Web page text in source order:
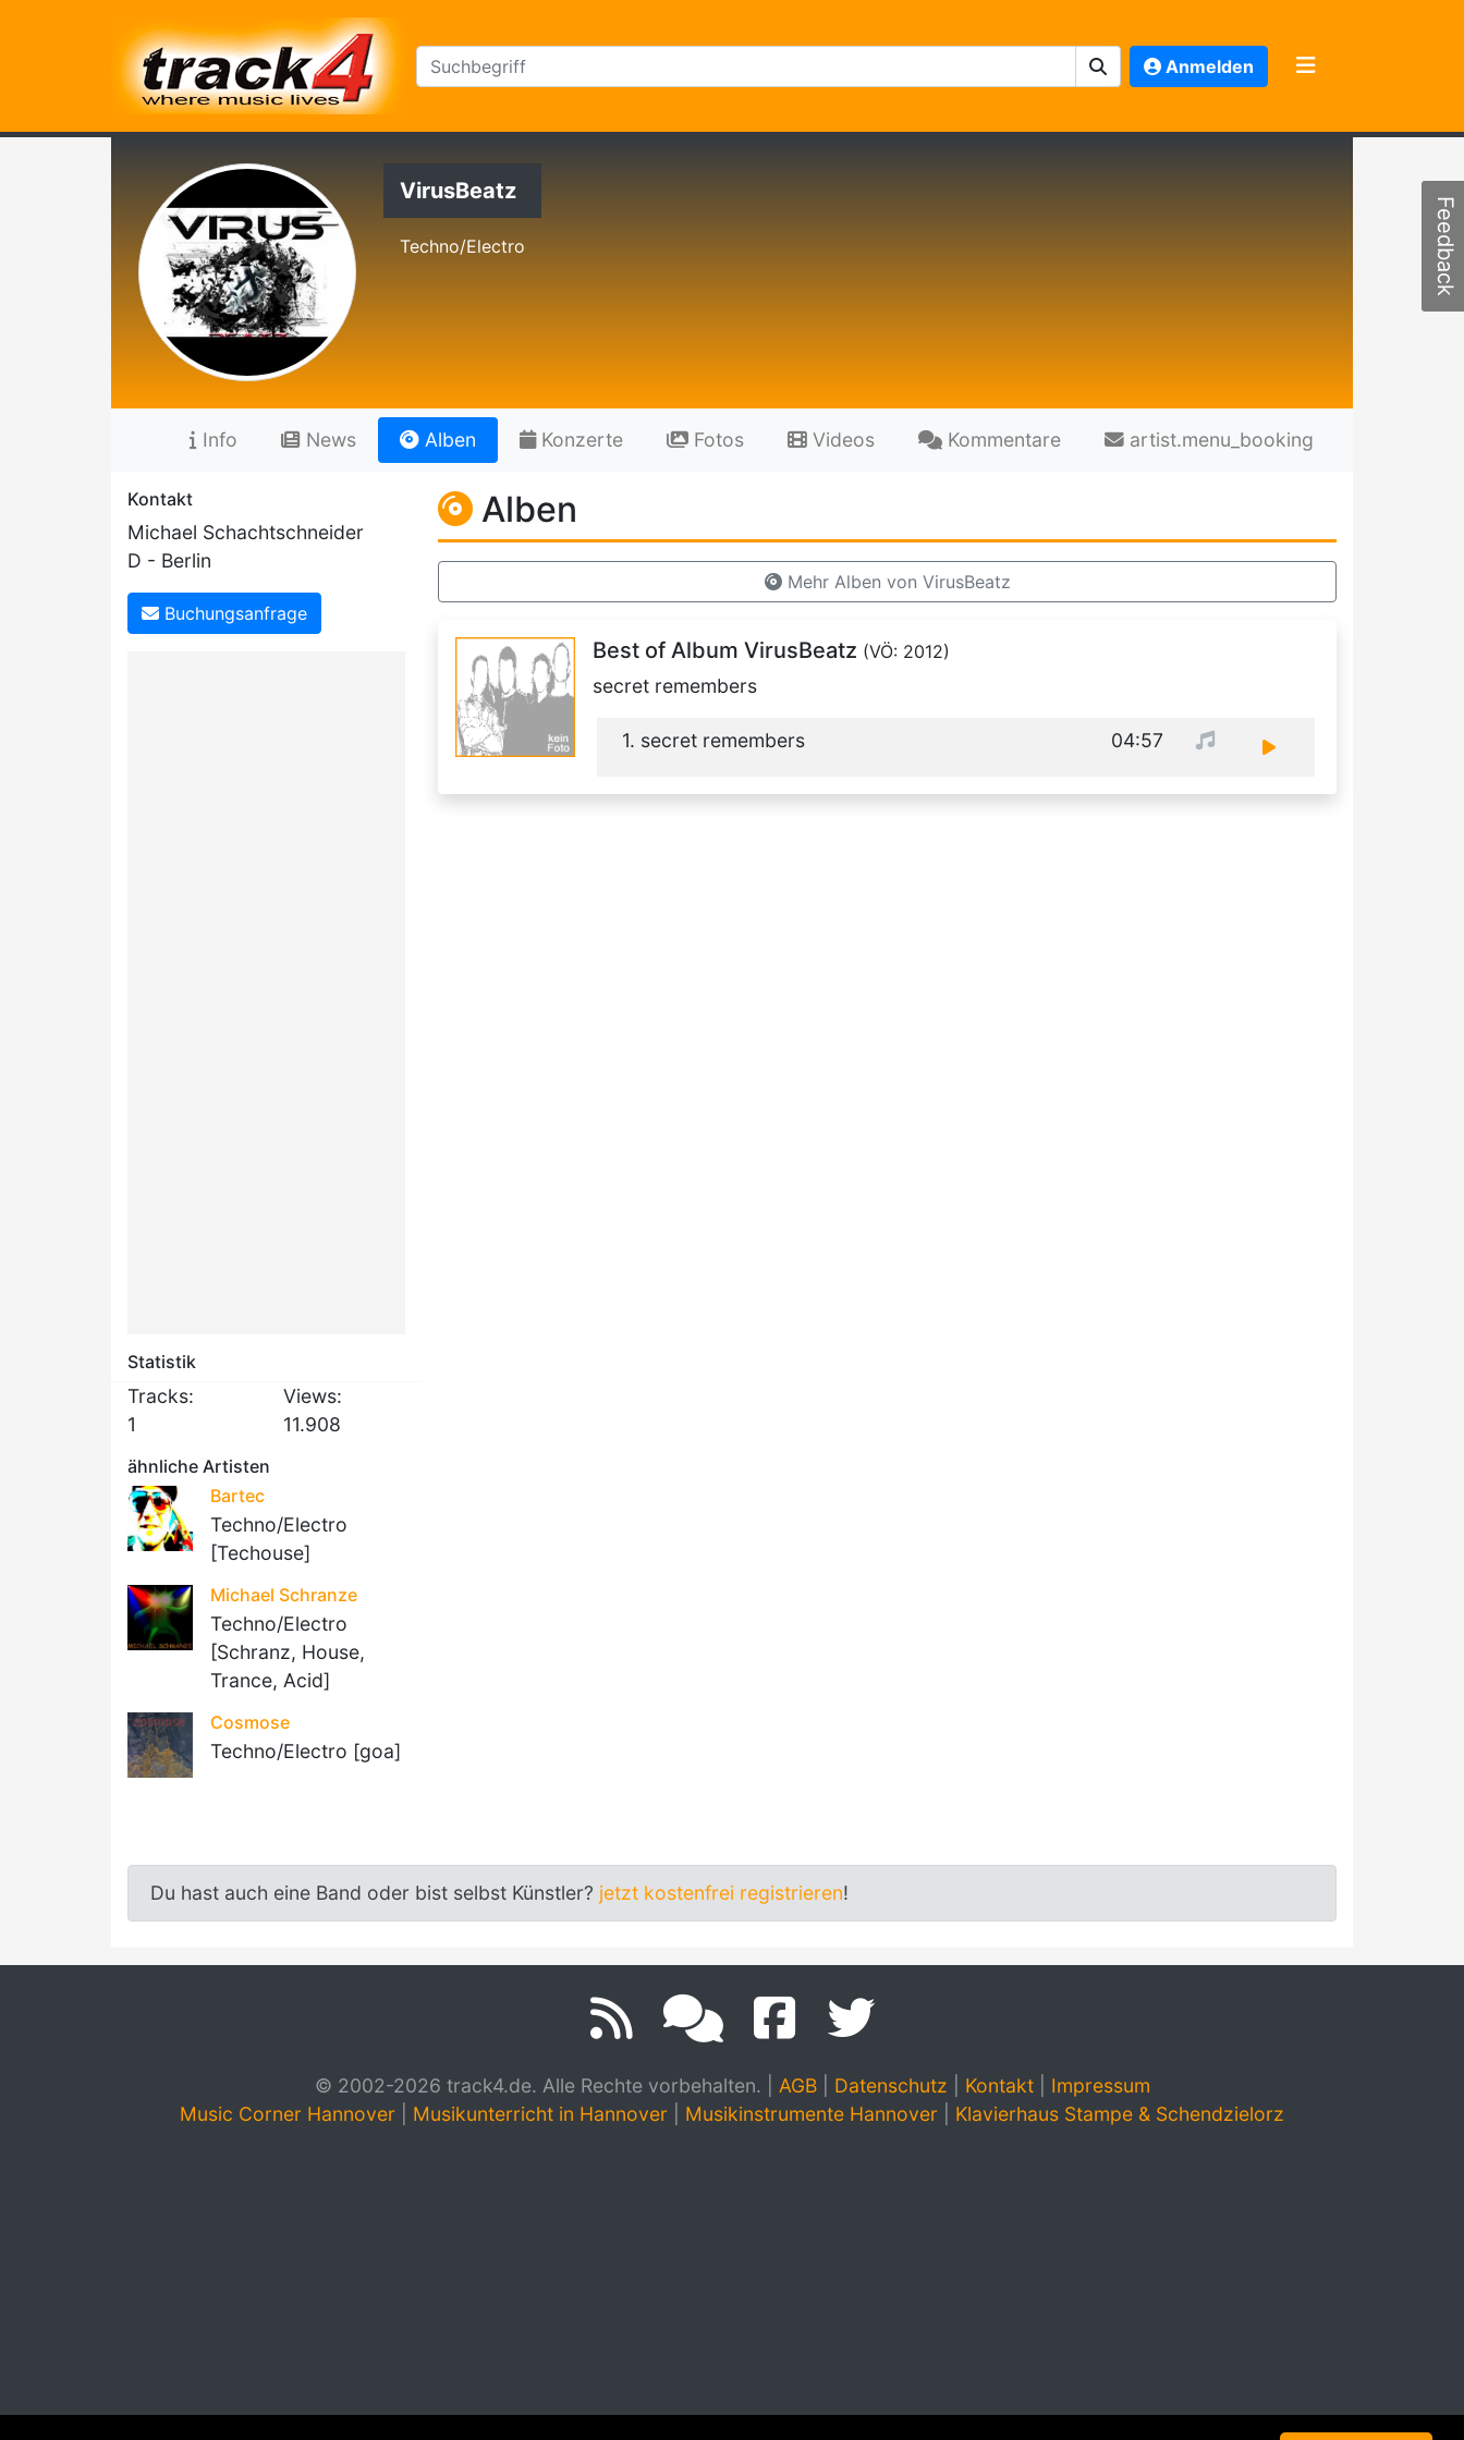
Anmelden
VirusBeatz
Techno/Electro
Info News Alben Konzerte Fotos Videos Kommentare artist.menu_booking
Kontakt
Michael Schachtschneider
D - Berlin
Buchungsanfrage
Statistik
Tracks:
1
Views:
11.908
ähnliche Artisten
Bartec
Techno/Electro
[Techouse]
Michael Schranze
Techno/Electro
[Schranz, House,
Trance, Acid]
Cosmose
Techno/Electro [goa]
Alben
Mehr Alben von VirusBeatz
Best of Album VirusBeatz (VÖ: 2012)
secret remembers
1. secret remembers 04:57
Du hast auch eine Band oder bist selbst Künstler? jetzt kostenfrei registrieren!
© 2002-2026 track4.de. Alle Rechte vorbehalten. AGB| Datenschutz Kontakt| Impressum
Music Corner Hannover
Musikunterricht in Hannover Musikinstrumente Hannover Klavierhaus Stampe & Schendzielorz
Feedback